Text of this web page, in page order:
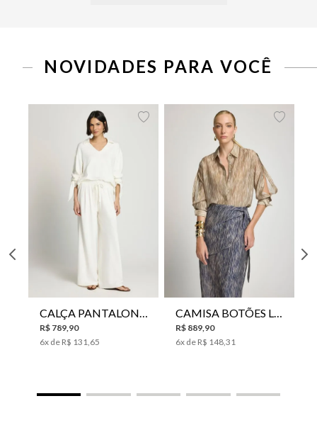
NOVIDADES PARA VOCÊ
CALÇA PANTALONA LE LIS HORI FEMININA
R$ 789,90
6x de R$ 131,65
CAMISA BOTÕES LE LIS YANNA FEMININA
R$ 889,90
6x de R$ 148,31